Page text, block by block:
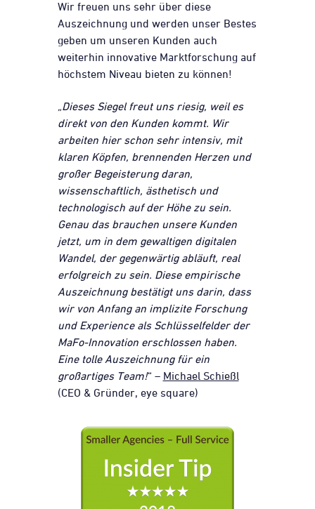
Wir freuen uns sehr über diese
Auszeichnung und werden unser Bestes
geben um unseren Kunden auch
weiterhin innovative Marktforschung auf
höchstem Niveau bieten zu können!
„Dieses Siegel freut uns riesig, weil es
direkt von den Kunden kommt. Wir
arbeiten hier schon sehr intensiv, mit
klaren Köpfen, brennenden Herzen und
großer Begeisterung daran,
wissenschaftlich, ästhetisch und
technologisch auf der Höhe zu sein.
Genau das brauchen unsere Kunden
jetzt, um in dem gewaltigen digitalen
Wandel, der gegenwärtig abläuft, real
erfolgreich zu sein. Diese empirische
Auszeichnung bestätigt uns darin, dass
wir von Anfang an implizite Forschung
und Experience als Schlüsselfelder der
MaFo-Innovation erschlossen haben.
Eine tolle Auszeichnung für ein
großartiges Team!“ – Michael Schießl
(CEO & Gründer, eye square)